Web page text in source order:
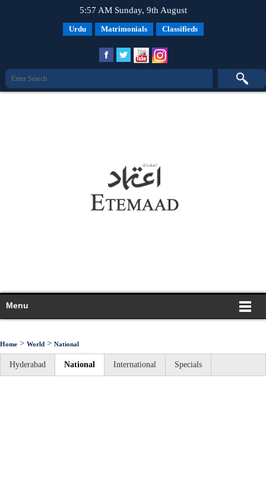
5:57 AM Sunday, 9th August
Urdu Matrimonials Classifieds
Menu
Home > World > National
Hyderabad National International Specials